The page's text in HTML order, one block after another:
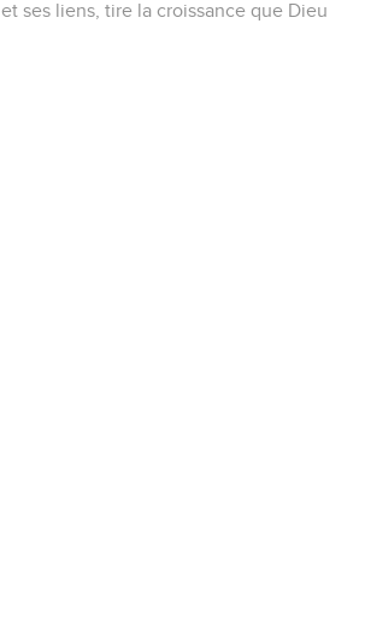
ses liens, tire la croissance que Dieu